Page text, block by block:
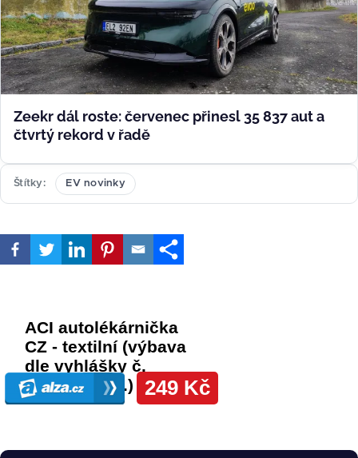
Zeekr dál roste: červenec přinesl 35 837 aut a
čtvrtý rekord v řadě
Štítky EV novinky